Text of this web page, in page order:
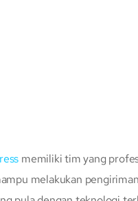
memiliki tim yang
melakukan